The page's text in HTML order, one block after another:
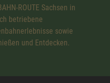
ROUTE Sachsen in
betriebene
sowie
und Entdecken.